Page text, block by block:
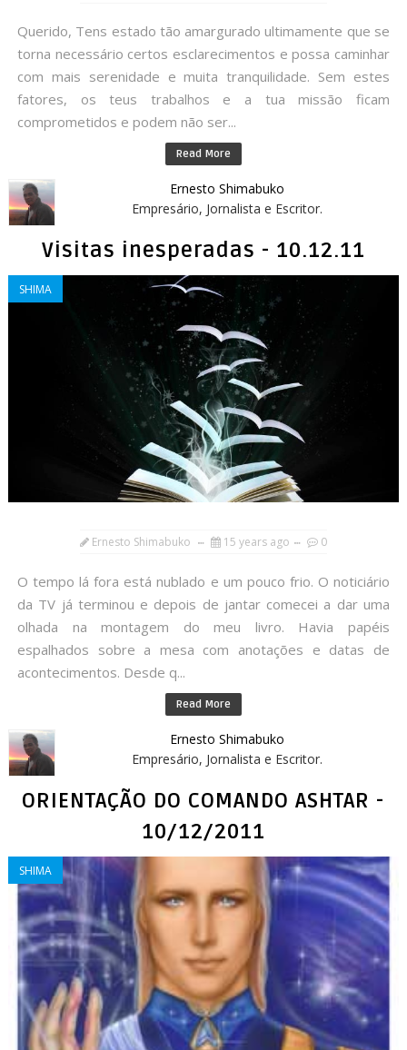
Querido, Tens estado tão amargurado ultimamente que se
torna necessário certos esclarecimentos e possa caminhar
com mais serenidade e muita tranquilidade. Sem estes
fatores, os teus trabalhos e a tua missão ficam
comprometidos e podem não ser...
Read More
Ernesto Shimabuko
Empresário, Jornalista e Escritor.
Visitas inesperadas - 10.12.11
SHIMA
Ernesto Shimabuko 15 years ago 0
O tempo lá fora está nublado e um pouco frio. O noticiário
da TV já terminou e depois de jantar comecei a dar uma
olhada na montagem do meu livro. Havia papéis
espalhados sobre a mesa com anotações e datas de
acontecimentos. Desde q...
Read More
Ernesto Shimabuko
Empresário, Jornalista e Escritor.
ORIENTAÇÃO DO COMANDO ASHTAR -
10/12/2011
SHIMA